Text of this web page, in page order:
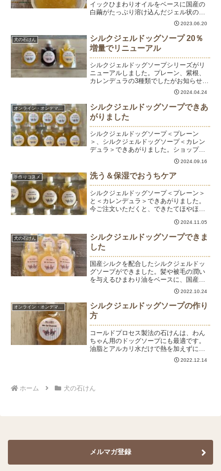
イックひまわりオイルをベースに国産の
白繭がたっぷり溶け込んだジェル状のド
ッグソープです。もこもこの泡で汚れ落
ちがよく、被毛はさらふわ、ツヤもでま
す。固形のドッグソープがよいのはもち
ろんですが、最近はシルク...
2023.06.20
犬の石けん
シルクジェルドッグソープ 20％
増量でリニューアル
シルクジェルドッグソープシリーズがリ
ニューアルしました。プレーン、紫根、
カレンデュラの3種類でしたがお知らせの
通り、紫根は廃番となります。プレーン
とカレンデュラは、お値段据え置きで
20％増量の120gでリニューアルです。1
回のシャンプーは約...
2024.04.24
オンライン・オンデマンド
シルクジェルドッグソープできあ
がりました
シルクジェルドッグソープ＜プレーン
＞、シルクジェルドッグソープ＜カレン
デュラ＞できあがりました。ショップサ
イトはこちらシルクジェルドッグソープ
は、名前の通りシルク（国産繭玉）が溶
け込んだジェル状の石けんです。時短で
作れて（作業時間15分）、...
2024.09.16
手作りコスメ 洗う＆保湿でおうちケア
シルクジェルドッグソープ＜プレーン＞
と＜カレンデュラ＞できあがりました。
今ご注文いただくと、できたてほやほや
ソープ＜カモミール＞は10月製造です）
「お薬に頼らないおうちケア」を提案し
ています。皮膚トラブル...
2024.11.05
犬の石けん
シルクジェルドッグソープできま
した
国産シルクを配合したシルクジェルドッ
グソープができました。髪や被毛の潤い
を与えるひまわり油をベースに、国産の
白繭玉がまるごと溶け込んでいます。国
産繭は生産量が少なく、いつも使ってい
るベトナム産の黄金繭と比べるととても
高価。その中でもコスメグ...
2022.10.24
オンライン・オンデマンド
シルクジェルドッグソープの作り
方
コールドプロセス製法の石けんは、わん
ちゃん用のドッグソープにも最適です。
油脂とアルカリ水だけで熱を加えずに作
る石けんなので、人よりも皮膚が薄くデ
リケートなわんちゃんにももちろん使え
2022.12.14
ホーム 犬の石けん
メルマガ登録